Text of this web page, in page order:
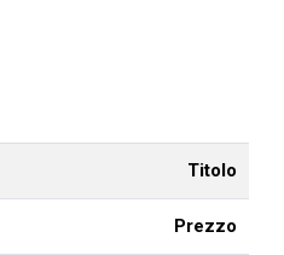
Titolo
Prezzo